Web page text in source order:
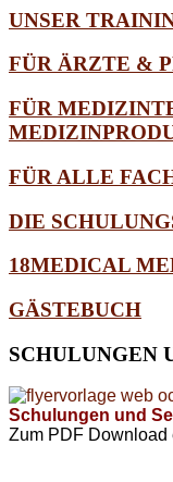
UNSER
FÜR ÄRZTE &
FÜR
FÜR ALLE
DIE
18MEDICAL
GÄSTEBUCH
SCHULUNGEN
Schulungen und
Zum PDF Download